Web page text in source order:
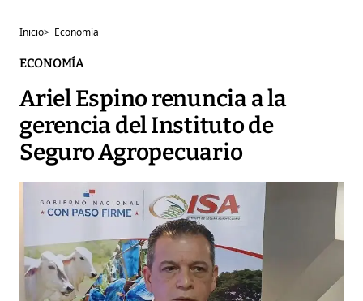
Inicio> Economía
ECONOMÍA
Ariel Espino renuncia a la
gerencia del Instituto de
Seguro Agropecuario